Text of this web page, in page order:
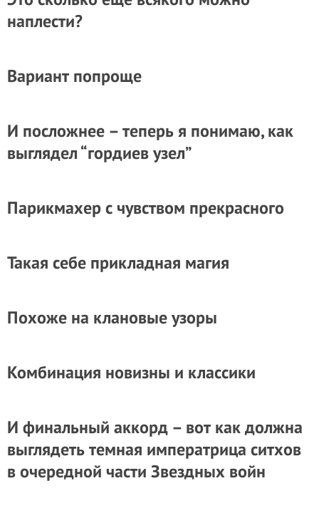
наплести?
Вариант попроще
И посложнее – теперь я понимаю, как
выглядел “гордиев узел”
Парикмахер с чувством прекрасного
Такая себе прикладная магия
Похоже на клановые узоры
Комбинация новизны и классики
И финальный аккорд – вот как должна
выглядеть темная императрица ситхов
в очередной части Звездных войн